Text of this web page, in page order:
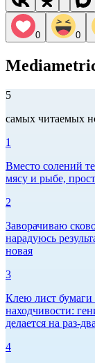
0 0
5
самых читаемых
1
Вместо солений
мясу и рыбе,
2
Заворачиваю
нарадуюсь
новая
3
Клею лист бумаги
находчивости:
делается на раз-два
4